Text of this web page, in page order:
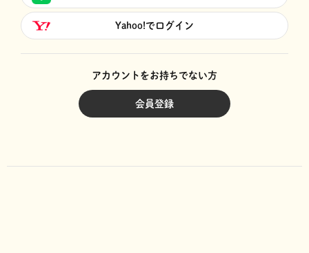
Yahoo!でログイン
アカウントをお持ちでない方
会員登録